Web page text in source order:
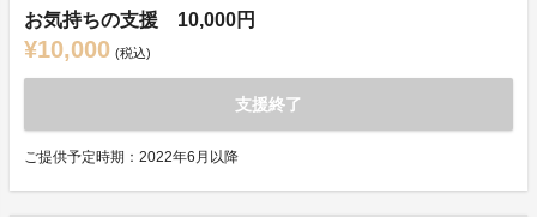
お気持ちの支援 10,000円
¥10,000 (税込)
支援終了
ご提供予定時期：2022年6月以降